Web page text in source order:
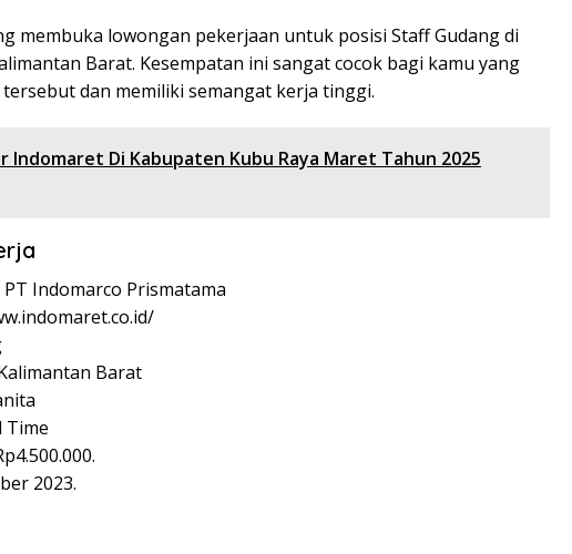
membuka lowongan pekerjaan untuk posisi Staff Gudang di
Barat. Kesempatan ini sangat cocok bagi kamu yang
dan memiliki semangat kerja tinggi.
Indomaret Di Kabupaten Kubu Raya Maret Tahun 2025
PT Indomarco Prismatama
Barat
Time
4.500.000.
2023.